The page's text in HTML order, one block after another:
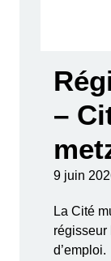
–
9 juin
La Cité
régisseur